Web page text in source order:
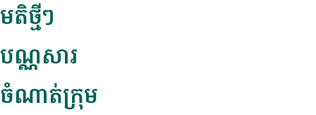
មតិថ្មីៗ
បណ្ណសារ
ចំណាត់ក្រុម